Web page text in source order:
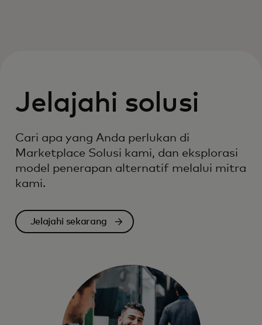
Jelajahi solusi
Cari apa yang Anda perlukan di
Marketplace Solusi kami, dan eksplorasi
model penerapan alternatif melalui mitra
kami.
Jelajahi sekarang